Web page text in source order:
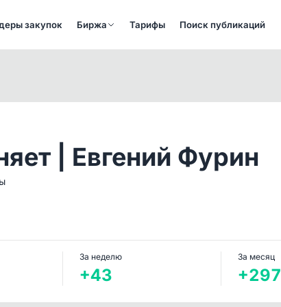
закупок Биржа Тарифы Поиск публикаций
| Евгений Фурин
За неделю
+43
За месяц
+297